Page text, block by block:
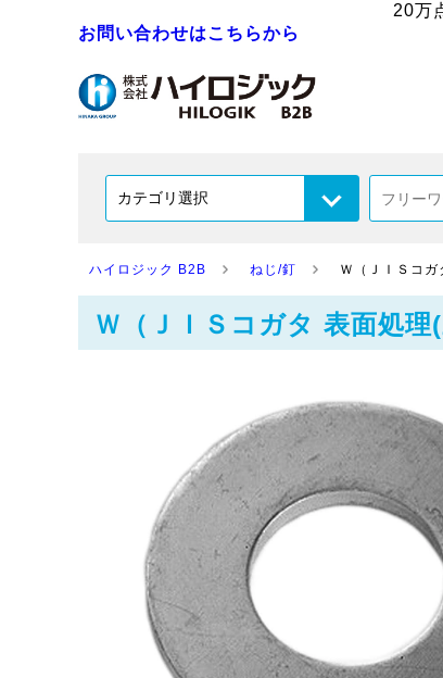
20万
お問い合わせはこちらから
ハイロジック B2B ねじ/釘 Ｗ（ＪＩＳコ
Ｗ（ＪＩＳコガタ 表面処